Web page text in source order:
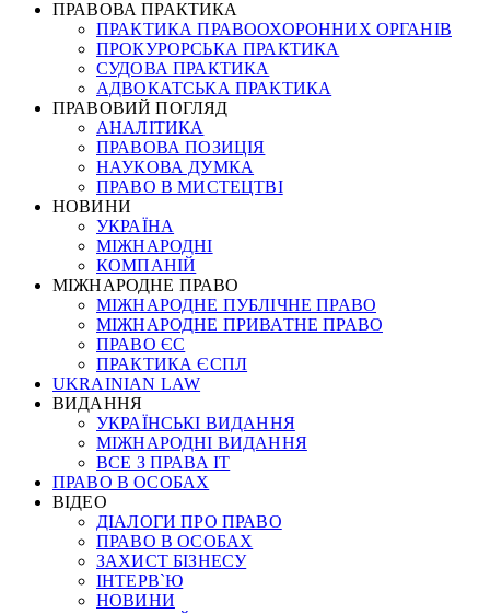
ПРАВОВА ПРАКТИКА
ПРАКТИКА ПРАВООХОРОННИХ ОРГАНІВ
ПРОКУРОРСЬКА ПРАКТИКА
СУДОВА ПРАКТИКА
АДВОКАТСЬКА ПРАКТИКА
ПРАВОВИЙ ПОГЛЯД
АНАЛІТИКА
ПРАВОВА ПОЗИЦІЯ
НАУКОВА ДУМКА
ПРАВО В МИСТЕЦТВІ
НОВИНИ
УКРАЇНА
МІЖНАРОДНІ
КОМПАНІЙ
МІЖНАРОДНЕ ПРАВО
МІЖНАРОДНЕ ПУБЛІЧНЕ ПРАВО
МІЖНАРОДНЕ ПРИВАТНЕ ПРАВО
ПРАВО ЄС
ПРАКТИКА ЄСПЛ
UKRAINIAN LAW
ВИДАННЯ
УКРАЇНСЬКІ ВИДАННЯ
МІЖНАРОДНІ ВИДАННЯ
ВСЕ З ПРАВА ІТ
ПРАВО В ОСОБАХ
ВІДЕО
ДІАЛОГИ ПРО ПРАВО
ПРАВО В ОСОБАХ
ЗАХИСТ БІЗНЕСУ
ІНТЕРВ`Ю
НОВИНИ